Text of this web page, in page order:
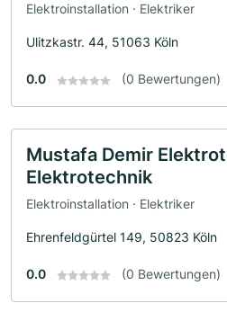
Elektroinstallation · Elektriker
Ulitzkastr. 44, 51063 Köln
0.0 (0 Bewertungen)
Mustafa Demir
Elektrotechnik
Elektroinstallation · Elektriker
Ehrenfeldgürtel 149, 50823 Köln
0.0 (0 Bewertungen)